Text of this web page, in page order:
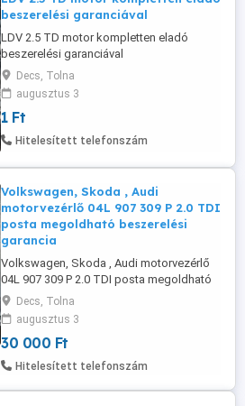
beszerelési garanciával
LDV 2.5 TD motor kompletten eladó
beszerelési garanciával
Decs, Tolna
augusztus 3
1 Ft
Hitelesített telefonszám
Volkswagen, Skoda , Audi
motorvezérlő 04L 907 309 P 2.0 TDI
posta megoldható beszerelési
garancia
Volkswagen, Skoda , Audi motorvezérlő
04L 907 309 P 2.0 TDI posta megoldható
beszerelési garancia
Decs, Tolna
augusztus 3
30 000 Ft
Hitelesített telefonszám